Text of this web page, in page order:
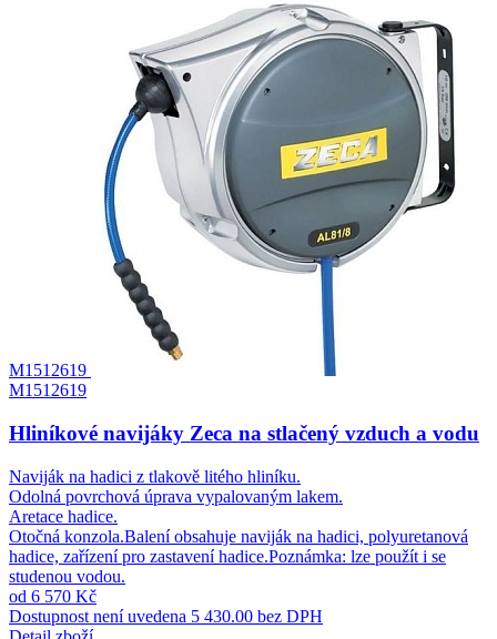
M1512619
M1512619
Hliníkové navijáky Zeca na stlačený vzduch a vodu
Naviják na hadici z tlakově litého hliníku.
Odolná povrchová úprava vypalovaným lakem.
Aretace hadice.
Otočná konzola.Balení obsahuje naviják na hadici, polyuretanová
hadice, zařízení pro zastavení hadice.Poznámka: lze použít i se
studenou vodou.
od 6 570 Kč
Dostupnost není uvedena 5 430.00 bez DPH